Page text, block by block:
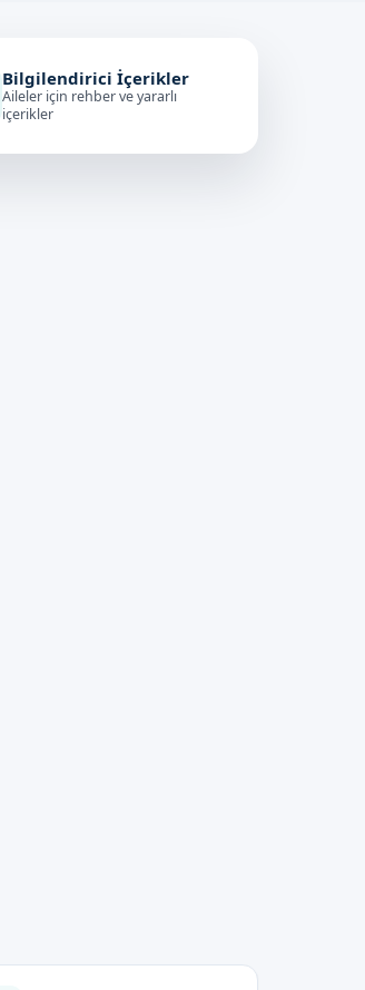
Bilgilendirici İçerikler
Aileler için rehber ve yararlı
içerikler